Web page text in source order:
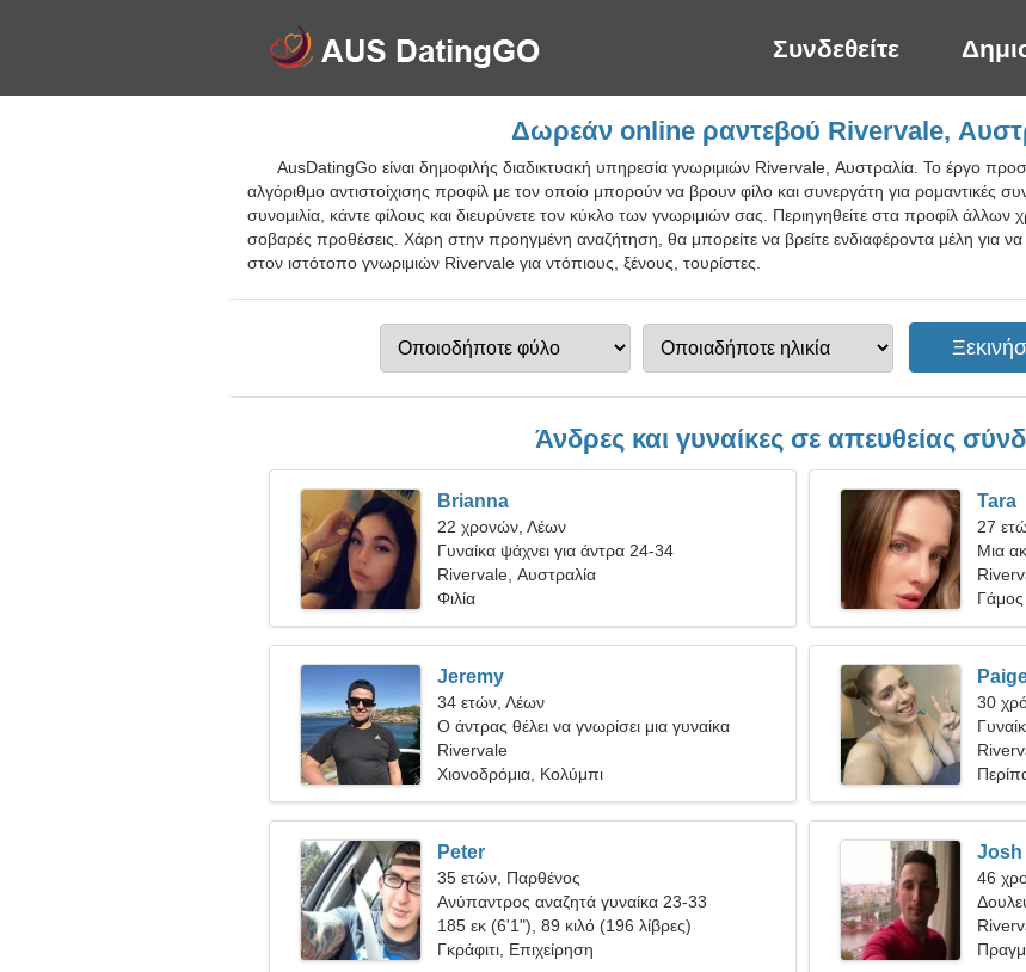
Συνδεθείτε
Δωρεάν online ραντεβού Rivervale,
AusDatingGo είναι δημοφιλής διαδικτυακή υπηρεσία γνωριμιών Rivervale, Αυστραλία. Το έργο
αλγόριθμο αντιστοίχισης προφίλ με τον οποίο μπορούν να βρουν φίλο και συνεργάτη για ρομαντικές
συνομιλία, κάντε φίλους και διευρύνετε τον κύκλο των γνωριμιών σας. Περιηγηθείτε στα προφίλ άλλων
σοβαρές προθέσεις. Χάρη στην προηγμένη αναζήτηση, θα μπορείτε να βρείτε ενδιαφέροντα μέλη για
στον ιστότοπο γνωριμιών Rivervale για ντόπιους, ξένους, τουρίστες.
Άνδρες και γυναίκες σε απευθείας
Brianna
22 χρονών, Λέων
Γυναίκα ψάχνει για άντρα 24-34
Rivervale, Αυστραλία
Φιλία
Tara
27
Μια
Γάμος
Jeremy
34 ετών, Λέων
Ο άντρας θέλει να γνωρίσει μια γυναίκα
Rivervale
Χιονοδρόμια, Κολύμπι
30
Peter
35 ετών, Παρθένος
Ανύπαντρος αναζητά γυναίκα 23-33
185 εκ (6'1"), 89 κιλό (196 λίβρες)
Γκράφιτι, Επιχείρηση
Josh
46